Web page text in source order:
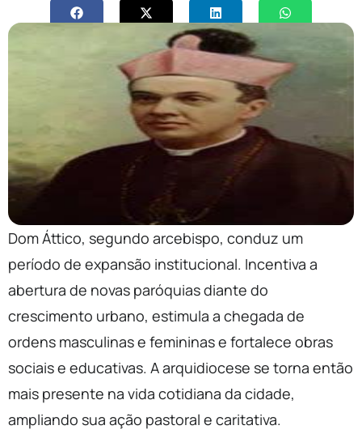
Dom Áttico, segundo arcebispo, conduz um
período de expansão institucional. Incentiva a
abertura de novas paróquias diante do
crescimento urbano, estimula a chegada de
ordens masculinas e femininas e fortalece obras
sociais e educativas. A arquidiocese se torna então
mais presente na vida cotidiana da cidade,
ampliando sua ação pastoral e caritativa.